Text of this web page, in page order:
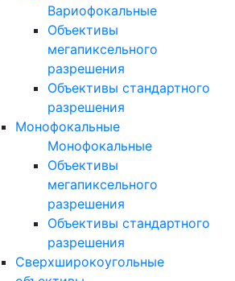
Вариофокальные
Объективы
мегапиксельного
разрешения
Объективы стандартного
разрешения
Монофокальные
Монофокальные
Объективы
мегапиксельного
разрешения
Объективы стандартного
разрешения
Сверхширокоугольные